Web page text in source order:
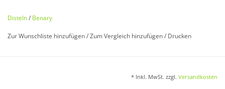
Disteln/ Benary
Zur Wunschliste hinzufügen/Zum Vergleich hinzufügen/ Drucken
* Inkl. MwSt. zzgl. Versandkosten